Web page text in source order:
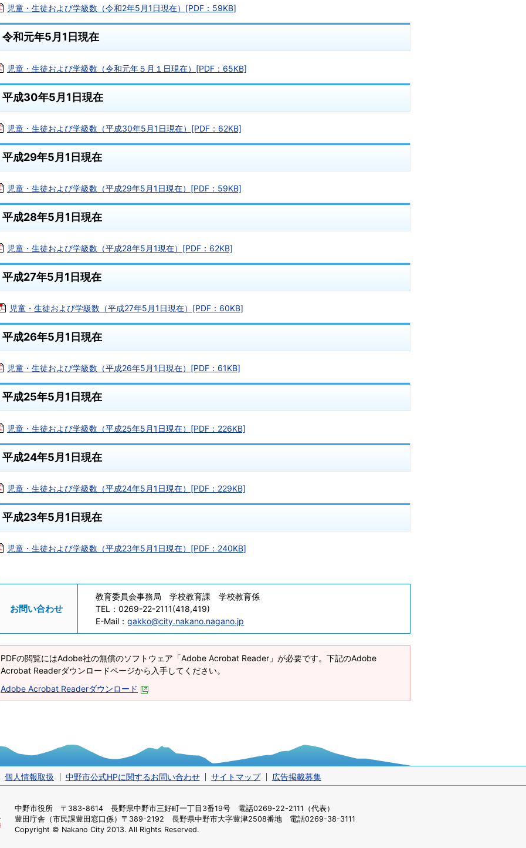
児童・生徒および学級数（令和2年5月1日現在）[PDF：59KB]
令和元年5月1日現在
児童・生徒および学級数（令和元年５月１日現在）[PDF：65KB]
平成30年5月1日現在
児童・生徒および学級数（平成30年5月1日現在）[PDF：62KB]
平成29年5月1日現在
児童・生徒および学級数（平成29年5月1日現在）[PDF：59KB]
平成28年5月1日現在
児童・生徒および学級数（平成28年5月1現在）[PDF：62KB]
平成27年5月1日現在
児童・生徒および学級数（平成27年5月1日現在）[PDF：60KB]
平成26年5月1日現在
児童・生徒および学級数（平成26年5月1日現在）[PDF：61KB]
平成25年5月1日現在
児童・生徒および学級数（平成25年5月1日現在）[PDF：226KB]
平成24年5月1日現在
児童・生徒および学級数（平成24年5月1日現在）[PDF：229KB]
平成23年5月1日現在
児童・生徒および学級数（平成23年5月1日現在）[PDF：240KB]
お問い合わせ
教育委員会事務局 学校教育課 学校教育係
TEL：0269-22-2111(418,419)
E-Mail：gakko@city.nakano.nagano.jp
PDFの閲覧にはAdobe社の無償のソフトウェア「Adobe Acrobat Reader」が必要です。下記のAdobe
Acrobat Readerダウンロードページから入手してください。
Adobe Acrobat Readerダウンロード
個人情報取扱 中野市公式HPに関するお問い合わせ サイトマップ 広告掲載募集
中野市役所 〒383-8614 長野県中野市三好町一丁目3番19号 電話0269-22-2111（代表）
豊田庁舎（市民課豊田窓口係） 〒389-2192 長野県中野市大字豊津2508番地 電話0269-38-3111
Copyright © Nakano City 2013. All Rights Reserved.